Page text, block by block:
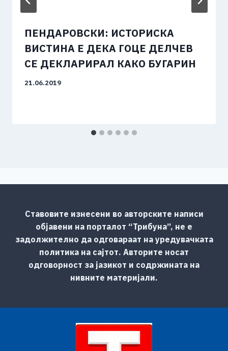
ПЕНДАРОВСКИ: ИСТОРИСКА
ВИСТИНА Е ДЕКА ГОЦЕ ДЕЛЧЕВ
СЕ ДЕКЛАРИРАЛ КАКО БУГАРИН
21.06.2019
Ставовите изнесени во авторските написи
објавени на порталот “Трибуна”, не е
задолжително да одговараат на уредувачката
политика на сајтот. Авторите носат
одговорност за јазикот и содржината на
нивните материјали.